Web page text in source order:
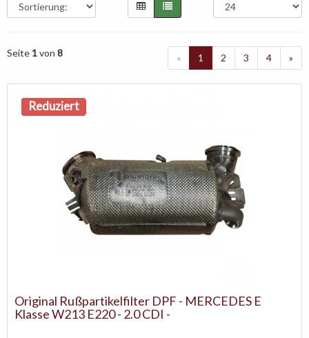
Seite 1von 8 « 1 2 3 4 »
NEU
Reduziert
Original Rußpartikelfilter DPF - MERCEDES E
Klasse W213 E220 - 2.0 CDI -